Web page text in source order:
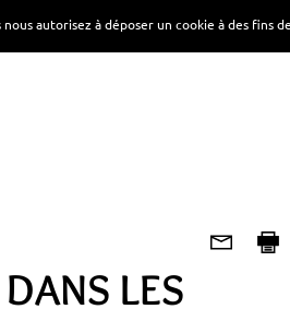
LES
autorisez à déposer un cookie à des fins